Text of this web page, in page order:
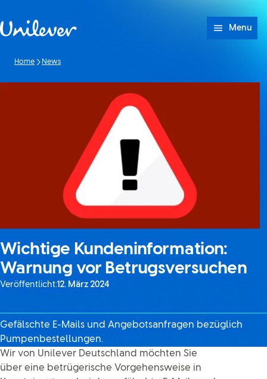
Menu
Home News
Wichtige Kundeninformation:
Warnung vor Betrugsversuchen
Veröffentlicht:12. März 2024
Gefälschte E-Mails und Angebotsanfragen bezüglich
Pumpenbestellungen.
Wir von Unilever Deutschland möchten Sie
über eine betrügerische Vorgehensweise in